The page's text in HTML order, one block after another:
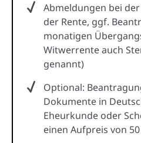
Abmeldungen bei
der Rente, ggf.
monatigen
Witwerrente auch
genannt)
Optional:
Dokumente in
Eheurkunde oder
einen Aufpreis von